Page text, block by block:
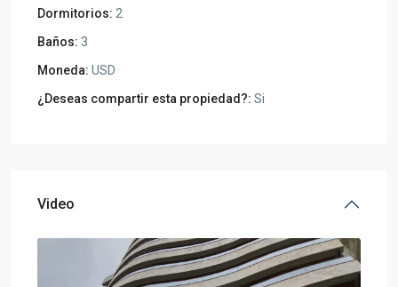
Dormitorios: 2
Baños: 3
Moneda: USD
¿Deseas compartir esta propiedad?: Si
Video